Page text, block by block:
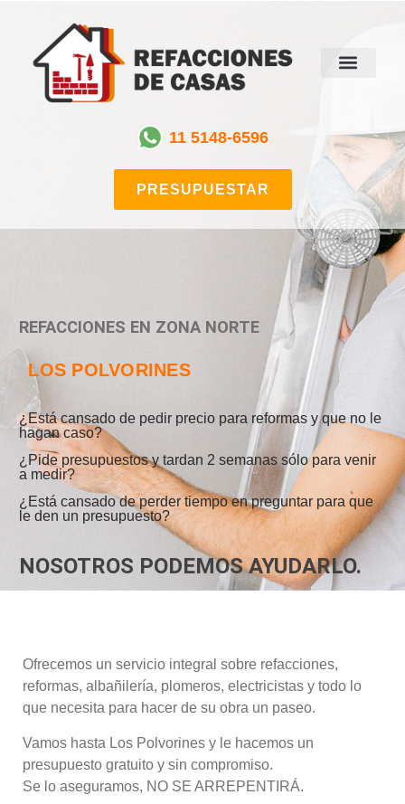
11 5148-6596
PRESUPUESTAR
REFACCIONES EN ZONA NORTE
LOS POLVORINES
¿Está cansado de pedir precio para reformas y que no le
hagan caso?
¿Pide presupuestos y tardan 2 semanas sólo para venir
a medir?
¿Está cansado de perder tiempo en preguntar para que
le den un presupuesto?
NOSOTROS PODEMOS AYUDARLO.
Ofrecemos un servicio integral sobre refacciones,
reformas, albañilería, plomeros, electricistas y todo lo
que necesita para hacer de su obra un paseo.
Vamos hasta Los Polvorines y le hacemos un
presupuesto gratuito y sin compromiso.
Se lo aseguramos, NO SE ARREPENTIRÁ.